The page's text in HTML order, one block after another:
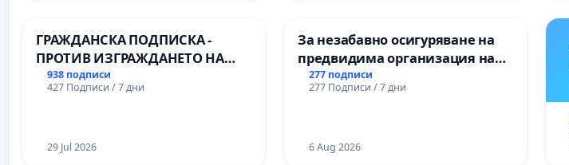
Пазарджик
ГРАЖДАНСКА ПОДПИСКА -
ПРОТИВ ИЗГРАЖДАНЕТО НА
ВЪЖЕНА ЛИНИЯ (ЛИФТ) НА
ТЕРИТОРИЯТА НА ПРИРОДНА
(БУНАРДЖИК)
938 подписи
427 Подписи / 7 дни
29 Jul 2026
За незабавно осигуряване на
предвидима организация на
учебния процес и гарантиране
на правото на равнопоставено
Александър I“ и Хуманитарна
277 подписи
277 Подписи / 7 дни
6 Aug 2026